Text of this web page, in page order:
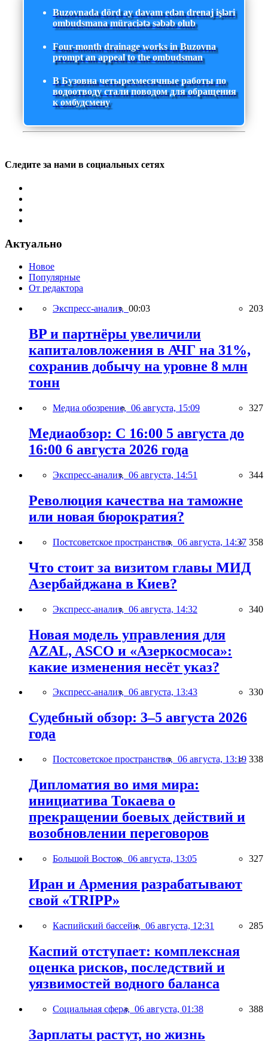
Buzovnada dörd ay davam edən drenaj işləri
ombudsmana müraciətə səbəb olub
Four-month drainage works in Buzovna
prompt an appeal to the ombudsman
В Бузовна четырехмесячные работы по
водоотводу стали поводом для обращения
к омбудсмену
Следите за нами в социальных сетях
Актуально
Новое
Популярные
От редактора
Экспресс-анализ, 00:03 203
BP и партнёры увеличили
капиталовложения в АЧГ на 31%,
сохранив добычу на уровне 8 млн
тонн
Медиа обозрение, 06 августа, 15:09 327
Медиаобзор: С 16:00 5 августа до
16:00 6 августа 2026 года
Экспресс-анализ, 06 августа, 14:51 344
Революция качества на таможне
или новая бюрократия?
Постсоветское пространство, 06 августа, 14:37 358
Что стоит за визитом главы МИД
Азербайджана в Киев?
Экспресс-анализ, 06 августа, 14:32 340
Новая модель управления для
AZAL, ASCO и «Азеркосмоса»:
какие изменения несёт указ?
Экспресс-анализ, 06 августа, 13:43 330
Судебный обзор: 3–5 августа 2026
года
Постсоветское пространство, 06 августа, 13:19 338
Дипломатия во имя мира:
инициатива Токаева о
прекращении боевых действий и
возобновлении переговоров
Большой Восток, 06 августа, 13:05 327
Иран и Армения разрабатывают
свой «TRIPP»
Каспийский бассейн, 06 августа, 12:31 285
Каспий отступает: комплексная
оценка рисков, последствий и
уязвимостей водного баланса
Социальная сфера, 06 августа, 01:38 388
Зарплаты растут, но жизнь